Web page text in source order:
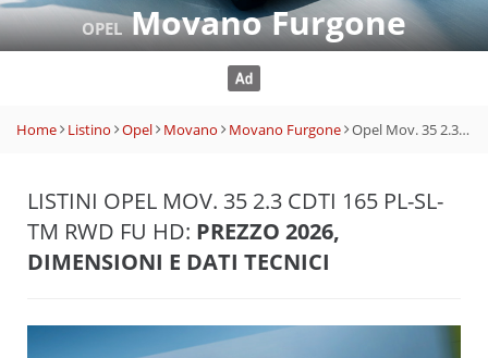
OPELMovano Furgone
Home Listino Opel Movano Movano Furgone Opel Mov. 35 2.3 CDTI 165 PL-SL-TM RWD Fu HD
LISTINI OPEL MOV. 35 2.3 CDTI 165 PL-SL-
TM RWD FU HD: PREZZO 2026,
DIMENSIONI E DATI TECNICI